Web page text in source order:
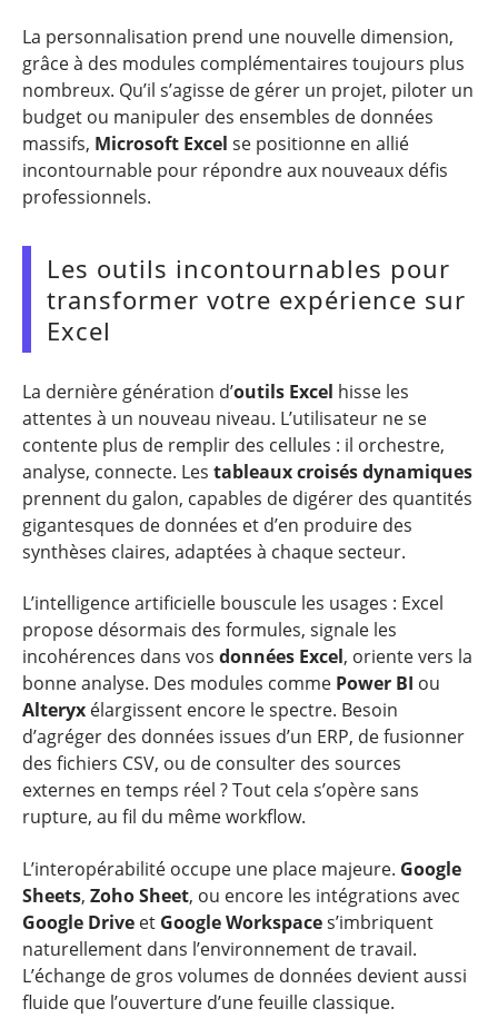
La personnalisation prend une nouvelle dimension,
grâce à des modules complémentaires toujours plus
nombreux. Qu’il s’agisse de gérer un projet, piloter un
budget ou manipuler des ensembles de données
massifs, Microsoft Excel se positionne en allié
incontournable pour répondre aux nouveaux défis
professionnels.
Les outils incontournables pour
transformer votre expérience sur
Excel
La dernière génération d’outils Excel hisse les
attentes à un nouveau niveau. L’utilisateur ne se
contente plus de remplir des cellules : il orchestre,
analyse, connecte. Les tableaux croisés dynamiques
prennent du galon, capables de digérer des quantités
gigantesques de données et d’en produire des
synthèses claires, adaptées à chaque secteur.
L’intelligence artificielle bouscule les usages : Excel
propose désormais des formules, signale les
incohérences dans vos données Excel, oriente vers la
bonne analyse. Des modules comme Power BI ou
Alteryx élargissent encore le spectre. Besoin
d’agréger des données issues d’un ERP, de fusionner
des fichiers CSV, ou de consulter des sources
externes en temps réel ? Tout cela s’opère sans
rupture, au fil du même workflow.
L’interopérabilité occupe une place majeure. Google
Sheets, Zoho Sheet, ou encore les intégrations avec
Google Drive et Google Workspaces’imbriquent
naturellement dans l’environnement de travail.
L’échange de gros volumes de données devient aussi
fluide que l’ouverture d’une feuille classique.